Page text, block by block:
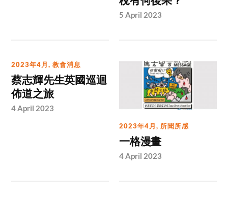
5 April 2023
2023年4月,教會消息
蔡志輝先生英國巡迴
佈道之旅
4 April 2023
2023年4月, 所聞所感
一格漫畫
4 April 2023